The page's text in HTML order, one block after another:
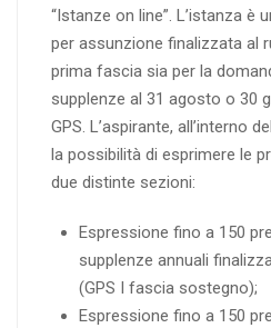
“Istanze on line”. L’istanza è
per assunzione finalizzata al
prima fascia sia per la
supplenze al 31 agosto o 30
GPS. L’aspirante, all’interno
la possibilità di esprimere le
due distinte sezioni:
Espressione fino a 150
supplenze annuali
(GPS I fascia sostegno);
Espressione fino a 150